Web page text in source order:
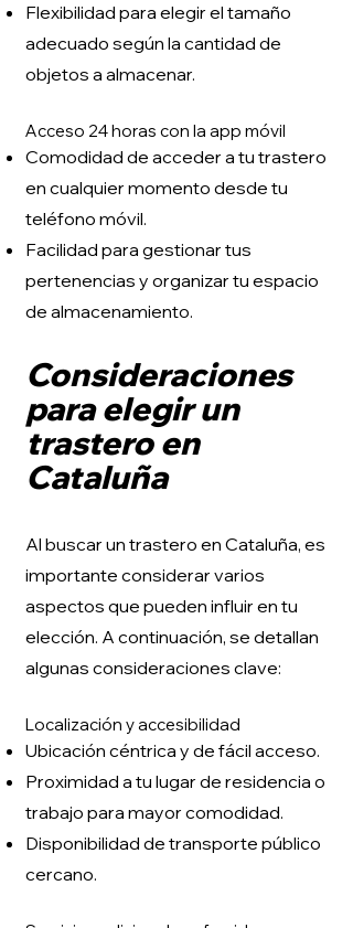
Flexibilidad para elegir el tamaño
adecuado según la cantidad de
objetos a almacenar.
Acceso 24 horas con la app móvil
Comodidad de acceder a tu trastero
en cualquier momento desde tu
teléfono móvil.
Facilidad para gestionar tus
pertenencias y organizar tu espacio
de almacenamiento.
Consideraciones
para elegir un
trastero en
Cataluña
Al buscar un trastero en Cataluña, es
importante considerar varios
aspectos que pueden influir en tu
elección. A continuación, se detallan
algunas consideraciones clave:
Localización y accesibilidad
Ubicación céntrica y de fácil acceso.
Proximidad a tu lugar de residencia o
trabajo para mayor comodidad.
Disponibilidad de transporte público
cercano.